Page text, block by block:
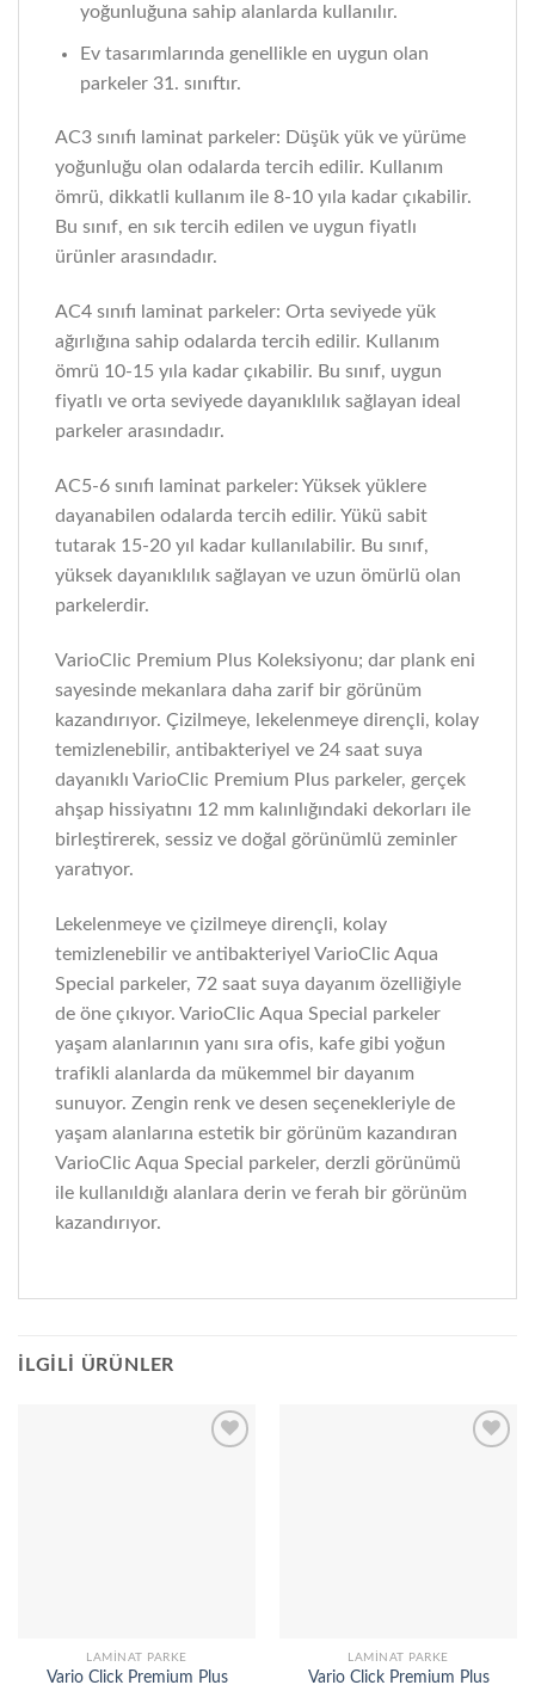
yoğunluğuna sahip alanlarda kullanılır.
Ev tasarımlarında genellikle en uygun olan
parkeler 31. sınıftır.
AC3 sınıfı laminat parkeler: Düşük yük ve yürüme
yoğunluğu olan odalarda tercih edilir. Kullanım
ömrü, dikkatli kullanım ile 8-10 yıla kadar çıkabilir.
Bu sınıf, en sık tercih edilen ve uygun fiyatlı
ürünler arasındadır.
AC4 sınıfı laminat parkeler: Orta seviyede yük
ağırlığına sahip odalarda tercih edilir. Kullanım
ömrü 10-15 yıla kadar çıkabilir. Bu sınıf, uygun
fiyatlı ve orta seviyede dayanıklılık sağlayan ideal
parkeler arasındadır.
AC5-6 sınıfı laminat parkeler: Yüksek yüklere
dayanabilen odalarda tercih edilir. Yükü sabit
tutarak 15-20 yıl kadar kullanılabilir. Bu sınıf,
yüksek dayanıklılık sağlayan ve uzun ömürlü olan
parkelerdir.
VarioClic Premium Plus Koleksiyonu; dar plank eni
sayesinde mekanlara daha zarif bir görünüm
kazandırıyor. Çizilmeye, lekelenmeye dirençli, kolay
temizlenebilir, antibakteriyel ve 24 saat suya
dayanıklı VarioClic Premium Plus parkeler, gerçek
ahşap hissiyatını 12 mm kalınlığındaki dekorları ile
birleştirerek, sessiz ve doğal görünümlü zeminler
yaratıyor.
Lekelenmeye ve çizilmeye dirençli, kolay
temizlenebilir ve antibakteriyel VarioClic Aqua
Special parkeler, 72 saat suya dayanım özelliğiyle
de öne çıkıyor. VarioClic Aqua Special parkeler
yaşam alanlarının yanı sıra ofis, kafe gibi yoğun
trafikli alanlarda da mükemmel bir dayanım
sunuyor. Zengin renk ve desen seçenekleriyle de
yaşam alanlarına estetik bir görünüm kazandıran
VarioClic Aqua Special parkeler, derzli görünümü
ile kullanıldığı alanlara derin ve ferah bir görünüm
kazandırıyor.
İLGILI ÜRÜNLER
LAMINAT PARKE
Vario Click Premium Plus
LAMINAT PARKE
Vario Click Premium Plus